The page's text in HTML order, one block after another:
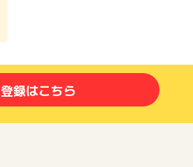
録はこちら